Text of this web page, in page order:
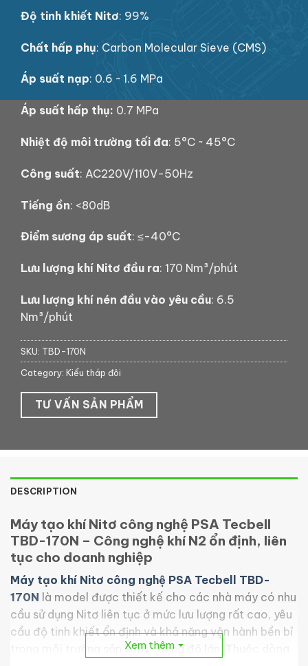
Độ tinh khiết Nitơ: 99%
Chất hấp phụ: Carbon Molecular Sieve (CMS)
Áp suất nạp: 0.6 ~ 1.6 MPa
Áp suất hấp thụ: 0.7 MPa
Nhiệt độ môi trường tối đa: 5°C ~ 45°C
Công suất: AC220V/110V-50Hz
Tiếng ồn: <80dB
Điểm sương áp suất: ≤-40°C
Lưu lượng khí Nitơ đầu ra: 170 Nm³/phút
Lưu lượng khí nén đầu vào yêu cầu: 6.5
Nm³/phút
SKU: TBD-170N
Category: Kiểu tháp đôi
TƯ VẤN SẢN PHẨM
DESCRIPTION
Máy tạo khí Nitơ công nghệ PSA Tecbell
TBD-170N – Công nghệ khí N2 ổn định, liên
tục cho doanh nghiệp
Máy tạo khí Nitơ công nghệ PSA Tecbell TBD-
170N là model được thiết kế cho các nhà máy có nhu
cầu sử dụng Nitơ liên tục ở mức lưu lượng rất cao, yêu
cầu độ tinh khiết ổn định và khả năng vận hành bền bỉ
trong môi trường sản xuất cường độ lớn. Thuộc dòng
Xem thêm